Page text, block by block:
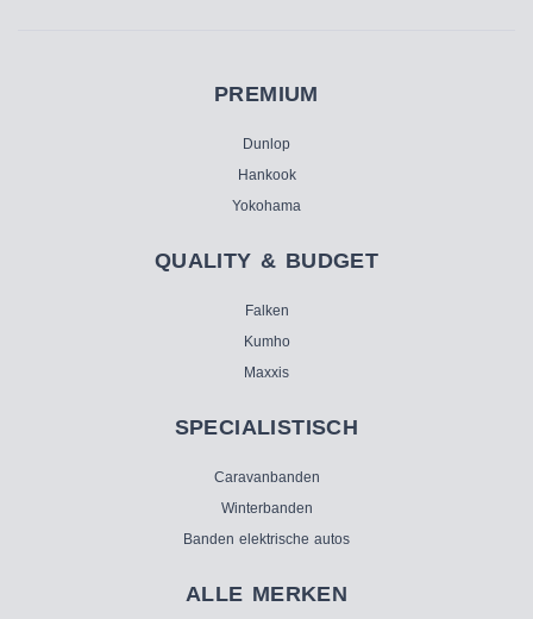
PREMIUM
Dunlop
Hankook
Yokohama
QUALITY & BUDGET
Falken
Kumho
Maxxis
SPECIALISTISCH
Caravanbanden
Winterbanden
Banden elektrische autos
ALLE MERKEN